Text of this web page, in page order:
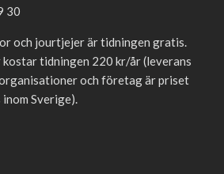
30
och jourtjejer är tidningen gratis.
tidningen 220 kr/år (leverans
och företag är priset
Sverige).